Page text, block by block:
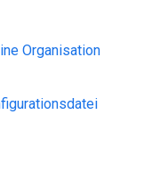
Organisation